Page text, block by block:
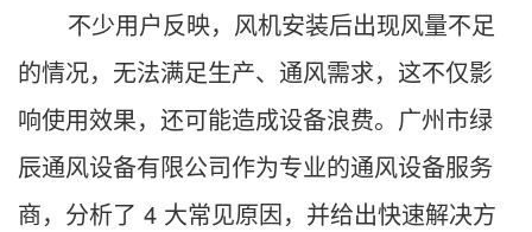
不少用户反映，风机安装后出现风量不足
的情况，无法满足生产、通风需求，这不仅影
响使用效果，还可能造成设备浪费。广州市绿
辰通风设备有限公司作为专业的通风设备服务
商，分析了 4 大常见原因，并给出快速解决方